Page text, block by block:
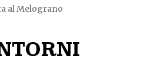
al Melograno